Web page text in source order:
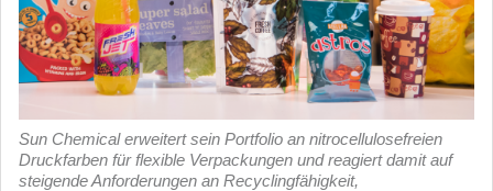
Sun Chemical erweitert sein Portfolio an nitrocellulosefreien
Druckfarben für flexible Verpackungen und reagiert damit auf
steigende Anforderungen an Recyclingfähigkeit,